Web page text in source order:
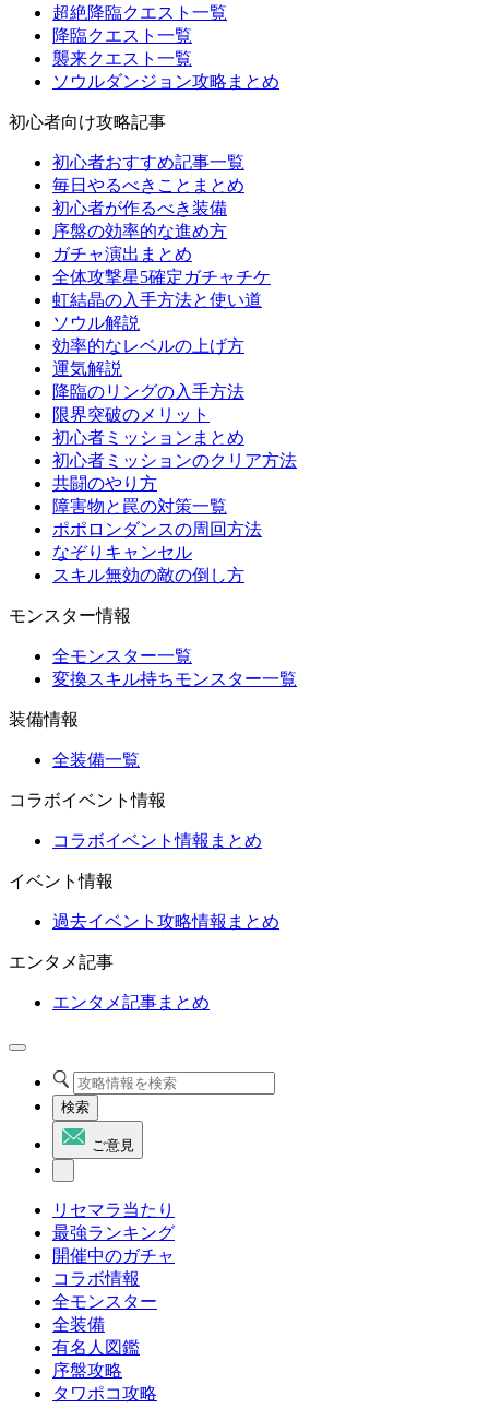
超絶降臨クエスト一覧
降臨クエスト一覧
襲来クエスト一覧
ソウルダンジョン攻略まとめ
初心者向け攻略記事
初心者おすすめ記事一覧
毎日やるべきことまとめ
初心者が作るべき装備
序盤の効率的な進め方
ガチャ演出まとめ
全体攻撃星5確定ガチャチケ
虹結晶の入手方法と使い道
ソウル解説
効率的なレベルの上げ方
運気解説
降臨のリングの入手方法
限界突破のメリット
初心者ミッションまとめ
初心者ミッションのクリア方法
共闘のやり方
障害物と罠の対策一覧
ポポロンダンスの周回方法
なぞりキャンセル
スキル無効の敵の倒し方
モンスター情報
全モンスター一覧
変換スキル持ちモンスター一覧
装備情報
全装備一覧
コラボイベント情報
コラボイベント情報まとめ
イベント情報
過去イベント攻略情報まとめ
エンタメ記事
エンタメ記事まとめ
検索
ご意見
リセマラ当たり
最強ランキング
開催中のガチャ
コラボ情報
全モンスター
全装備
有名人図鑑
序盤攻略
タワポコ攻略